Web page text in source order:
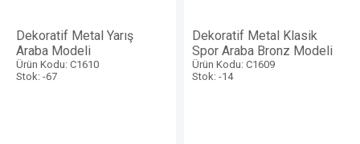
Dekoratif Metal Yarış
Araba Modeli
Ürün Kodu: C1610
Stok: -67
Dekoratif Metal Klasik
Spor Araba Bronz Modeli
Ürün Kodu: C1609
Stok: -14